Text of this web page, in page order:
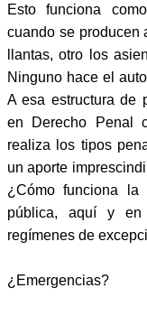
Esto funciona
cuando se producen
llantas, otro los
Ninguno hace el
A esa estructura de
en Derecho Penal
realiza los tipos
un aporte
¿Cómo funciona la
pública, aquí y en
regímenes de
¿Emergencias?